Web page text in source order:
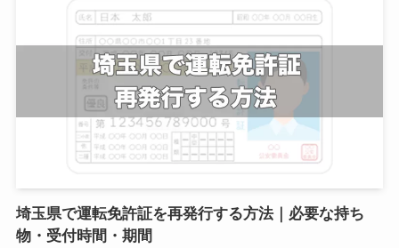
埼玉県で運転免許証を再発行する方法｜必要な持ち
物・受付時間・期間